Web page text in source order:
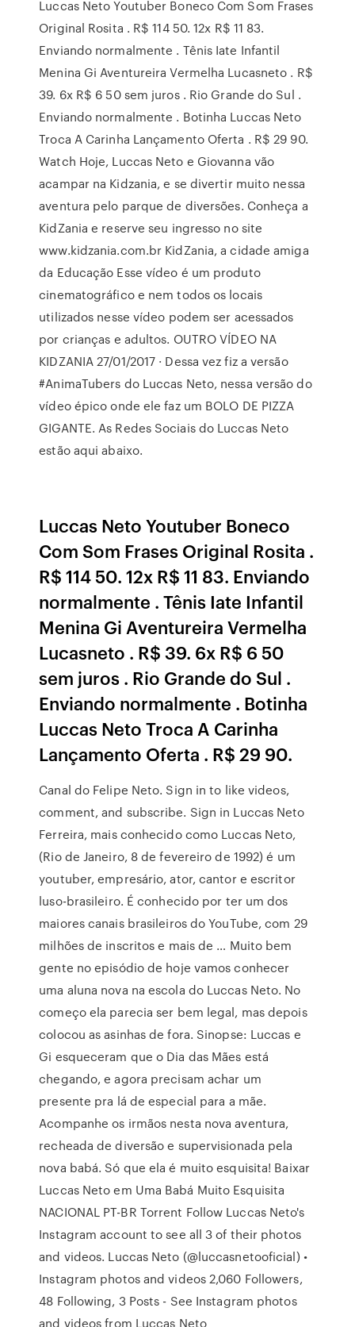
Luccas Neto Youtuber Boneco Com Som Frases
Original Rosita . R$ 114 50. 12x R$ 11 83.
Enviando normalmente . Tênis Iate Infantil
Menina Gi Aventureira Vermelha Lucasneto . R$
39. 6x R$ 6 50 sem juros . Rio Grande do Sul .
Enviando normalmente . Botinha Luccas Neto
Troca A Carinha Lançamento Oferta . R$ 29 90.
Watch Hoje, Luccas Neto e Giovanna vão
acampar na Kidzania, e se divertir muito nessa
aventura pelo parque de diversões. Conheça a
KidZania e reserve seu ingresso no site
www.kidzania.com.br KidZania, a cidade amiga
da Educação Esse vídeo é um produto
cinematográfico e nem todos os locais
utilizados nesse vídeo podem ser acessados
por crianças e adultos. OUTRO VÍDEO NA
KIDZANIA 27/01/2017 · Dessa vez fiz a versão
#AnimaTubers do Luccas Neto, nessa versão do
vídeo épico onde ele faz um BOLO DE PIZZA
GIGANTE. As Redes Sociais do Luccas Neto
estão aqui abaixo.
Luccas Neto Youtuber Boneco
Com Som Frases Original Rosita .
R$ 114 50. 12x R$ 11 83. Enviando
normalmente . Tênis Iate Infantil
Menina Gi Aventureira Vermelha
Lucasneto . R$ 39. 6x R$ 6 50
sem juros . Rio Grande do Sul .
Enviando normalmente . Botinha
Luccas Neto Troca A Carinha
Lançamento Oferta . R$ 29 90.
Canal do Felipe Neto. Sign in to like videos,
comment, and subscribe. Sign in Luccas Neto
Ferreira, mais conhecido como Luccas Neto,
(Rio de Janeiro, 8 de fevereiro de 1992) é um
youtuber, empresário, ator, cantor e escritor
luso-brasileiro. É conhecido por ter um dos
maiores canais brasileiros do YouTube, com 29
milhões de inscritos e mais de … Muito bem
gente no episódio de hoje vamos conhecer
uma aluna nova na escola do Luccas Neto. No
começo ela parecia ser bem legal, mas depois
colocou as asinhas de fora. Sinopse: Luccas e
Gi esqueceram que o Dia das Mães está
chegando, e agora precisam achar um
presente pra lá de especial para a mãe.
Acompanhe os irmãos nesta nova aventura,
recheada de diversão e supervisionada pela
nova babá. Só que ela é muito esquisita! Baixar
Luccas Neto em Uma Babá Muito Esquisita
NACIONAL PT-BR Torrent Follow Luccas Neto's
Instagram account to see all 3 of their photos
and videos. Luccas Neto (@luccasnetooficial) •
Instagram photos and videos 2,060 Followers,
48 Following, 3 Posts - See Instagram photos
and videos from Luccas Neto